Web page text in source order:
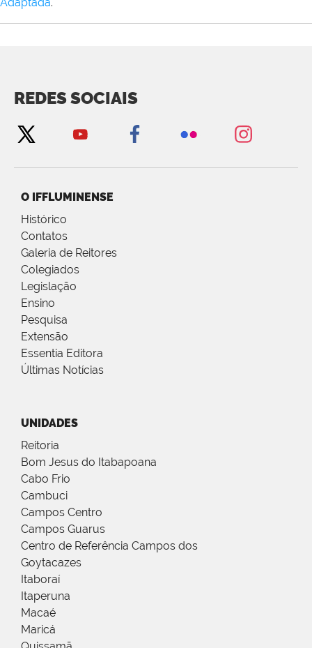
REDES SOCIAIS
O IFFLUMINENSE
Histórico
Contatos
Galeria de Reitores
Colegiados
Legislação
Ensino
Pesquisa
Extensão
Essentia Editora
Últimas Notícias
UNIDADES
Reitoria
Bom Jesus do Itabapoana
Cabo Frio
Cambuci
Campos Centro
Campos Guarus
Centro de Referência Campos dos
Goytacazes
Itaboraí
Itaperuna
Macaé
Maricá